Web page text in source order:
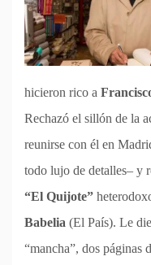
hicieron rico a
Rechazó el sillón de la
reunirse con él en
todo lujo de detalles– y
“El Quijote”
Babelia (El País). Le
“mancha”, dos páginas